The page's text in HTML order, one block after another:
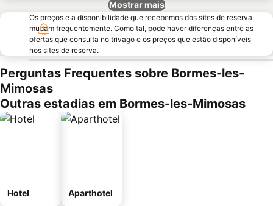
Mostrar mais
Os preços e a disponibilidade que recebemos dos sites de reserva
mudam frequentemente. Como tal, pode haver diferenças entre as
ofertas que consulta no trivago e os preços que estão disponíveis
nos sites de reserva.
Perguntas Frequentes sobre Bormes-les-
Mimosas
Outras estadias em Bormes-les-Mimosas
Hotel Aparthotel